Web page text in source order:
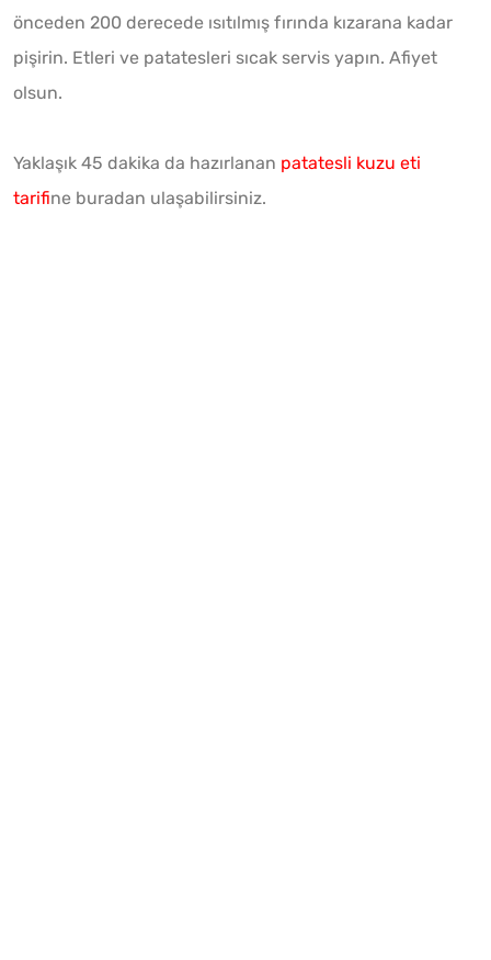
önceden 200 derecede ısıtılmış fırında kızarana kadar
pişirin. Etleri ve patatesleri sıcak servis yapın. Afiyet
olsun.
Yaklaşık 45 dakika da hazırlanan patatesli kuzu eti
tarifine buradan ulaşabilirsiniz.